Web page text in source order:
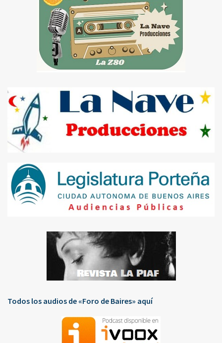
Todos los audios de «Foro de Baires» aquí